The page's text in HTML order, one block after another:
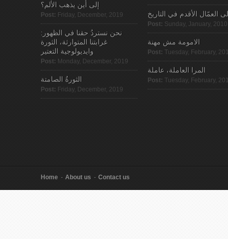
إلى أين يذهب الألم؟
Post: Friday, December, 2019
نحن نستردُ حقنا في الظهور:
غرابتنا المتوارثة، الثورة
وايديولوجية التعتير
Post: Monday, December, 2019
الثورةُ الصامتة
Post: Friday, December, 2019
العمّال الأقدم في التاريخ
Post: Sunday, January, 2010
الامومة مش مهنة
Post: Tuesday, February,
المرا العاملة، عاملة
Post: Tuesday, February,
Home About us Contact us